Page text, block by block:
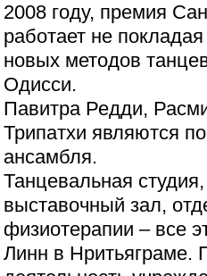
2008 году, премия
работает не
новых методов
Одисси.
Павитра Редди,
Трипатхи являются
ансамбля.
Танцевальная
выставочный зал,
физиотерапии – все
Линн в Нритьяграме.